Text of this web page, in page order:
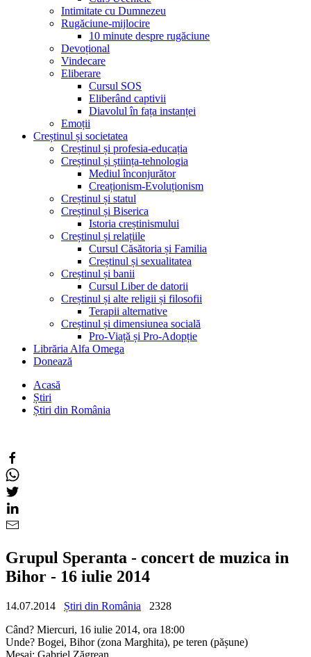
Intimitate cu Dumnezeu
Rugăciune-mijlocire
10 minute despre rugăciune
Devoțional
Vindecare
Eliberare
Cursul SOS
Eliberând captivii
Diavolul în fața instanței
Emoții
Creștinul și societatea
Creștinul și profesia-educația
Creștinul și știința-tehnologia
Mediul înconjurător
Creaționism-Evoluționism
Creștinul și statul
Creștinul și Biserica
Istoria creștinismului
Creștinul și relațiile
Cursul Căsătoria și Familia
Creștinul și sexualitatea
Creștinul și banii
Cursul Liber de datorii
Creștinul și alte religii și filosofii
Terapii alternative
Creștinul și dimensiunea socială
Pro-Viață și Pro-Adopție
Librăria Alfa Omega
Donează
Acasă
Știri
Știri din România
Grupul Speranta - concert de muzica in
Bihor - 16 iulie 2014
14.07.2014 Știri din România
2328
Când? Miercuri, 16 iulie 2014, ora 18:00
Unde? Bogei, Bihor (zona Marghita), pe teren (pășune)
Mesaj: Gabriel Zăgrean